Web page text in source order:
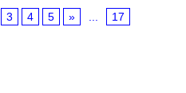
3 4 5 » ... 17